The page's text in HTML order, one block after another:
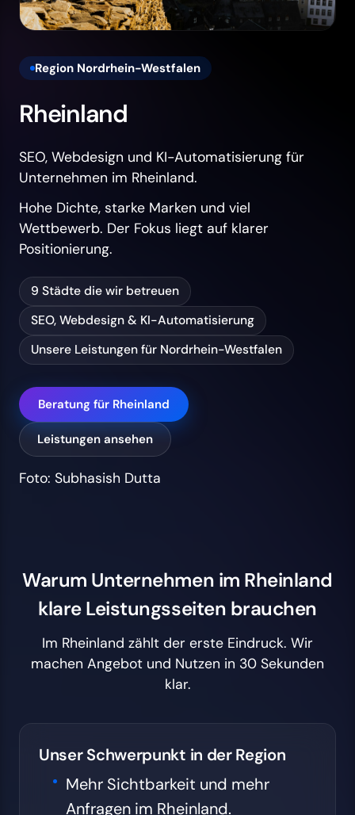
Region Nordrhein-Westfalen
Rheinland
SEO, Webdesign und KI-Automatisierung für
Unternehmen im Rheinland.
Hohe Dichte, starke Marken und viel
Wettbewerb. Der Fokus liegt auf klarer
Positionierung.
9 Städte die wir betreuen
SEO, Webdesign & KI-Automatisierung
Unsere Leistungen für Nordrhein-Westfalen
Beratung für Rheinland
Leistungen ansehen
Foto: Subhasish Dutta
Warum Unternehmen im Rheinland
klare Leistungsseiten brauchen
Im Rheinland zählt der erste Eindruck. Wir
machen Angebot und Nutzen in 30 Sekunden
klar.
Unser Schwerpunkt in der Region
Mehr Sichtbarkeit und mehr
Anfragen im Rheinland.